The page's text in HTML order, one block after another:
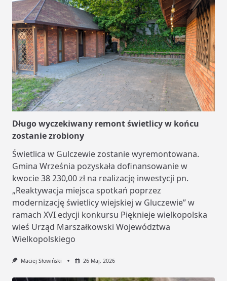
Długo wyczekiwany remont świetlicy w końcu
zostanie zrobiony
Świetlica w Gulczewie zostanie wyremontowana.
Gmina Września pozyskała dofinansowanie w
kwocie 38 230,00 zł na realizację inwestycji pn.
„Reaktywacja miejsca spotkań poprzez
modernizację świetlicy wiejskiej w Gluczewie” w
ramach XVI edycji konkursu Pięknieje wielkopolska
wieś Urząd Marszałkowski Województwa
Wielkopolskiego
Maciej Słowiński 26 Maj, 2026